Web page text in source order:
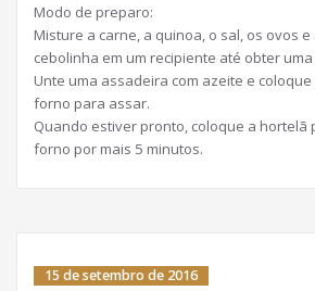
Modo de preparo:
Misture a carne, a quinoa, o sal, os ovos
cebolinha em um recipiente até obter
Unte uma assadeira com azeite e coloque
forno para assar.
Quando estiver pronto, coloque a hortelã
forno por mais 5 minutos.
15 de setembro de 2016